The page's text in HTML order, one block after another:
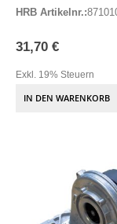
HRB Artikelnr.:
31,70 €
Exkl. 19% Steuern
IN DEN WARENKORB